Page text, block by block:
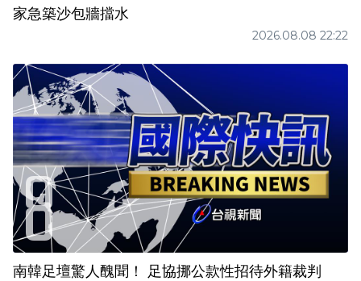
家急築沙包牆擋水
2026.08.08 22:22
南韓足壇驚人醜聞！ 足協挪公款性招待外籍裁判